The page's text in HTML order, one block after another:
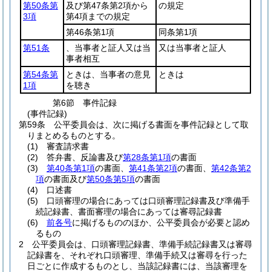
第50条第
3項
及び第47条第2項から
第4項までの規定
の規定
第46条第1項
同条第1項
第51条
、当事者と証人又は当
事者相互
又は当事者と証人
第54条第
1項
ときは、当事者の意見
を聴き
ときは
第6節
事件記録
(事件記録)
第59条
公平委員会は、次に掲げる書面を事件記録として取
りまとめるものとする。
(1)
審査請求書
(2)
答弁書、反論書及び第28条第1項の書面
(3)
第40条第1項の書面、 第41条第2項の書面、 第42条第2
項の書面及び第50条第5項の書面
(4)
口述書
(5)
口頭審理の場合にあっては口頭審理記録書及び準備手
続記録書、書面審理の場合にあっては審尋記録書
(6)
前各号に掲げるもののほか、公平委員会が必要と認め
るもの
2
公平委員会は、口頭審理記録書、準備手続記録書又は審尋
記録書を、それぞれ口頭審理、準備手続又は審尋を行った
日ごとに作成するものとし、当該記録書には、当該審理を